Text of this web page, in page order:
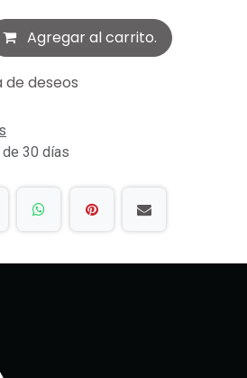
Agregar al carrito.
deseos
30 días